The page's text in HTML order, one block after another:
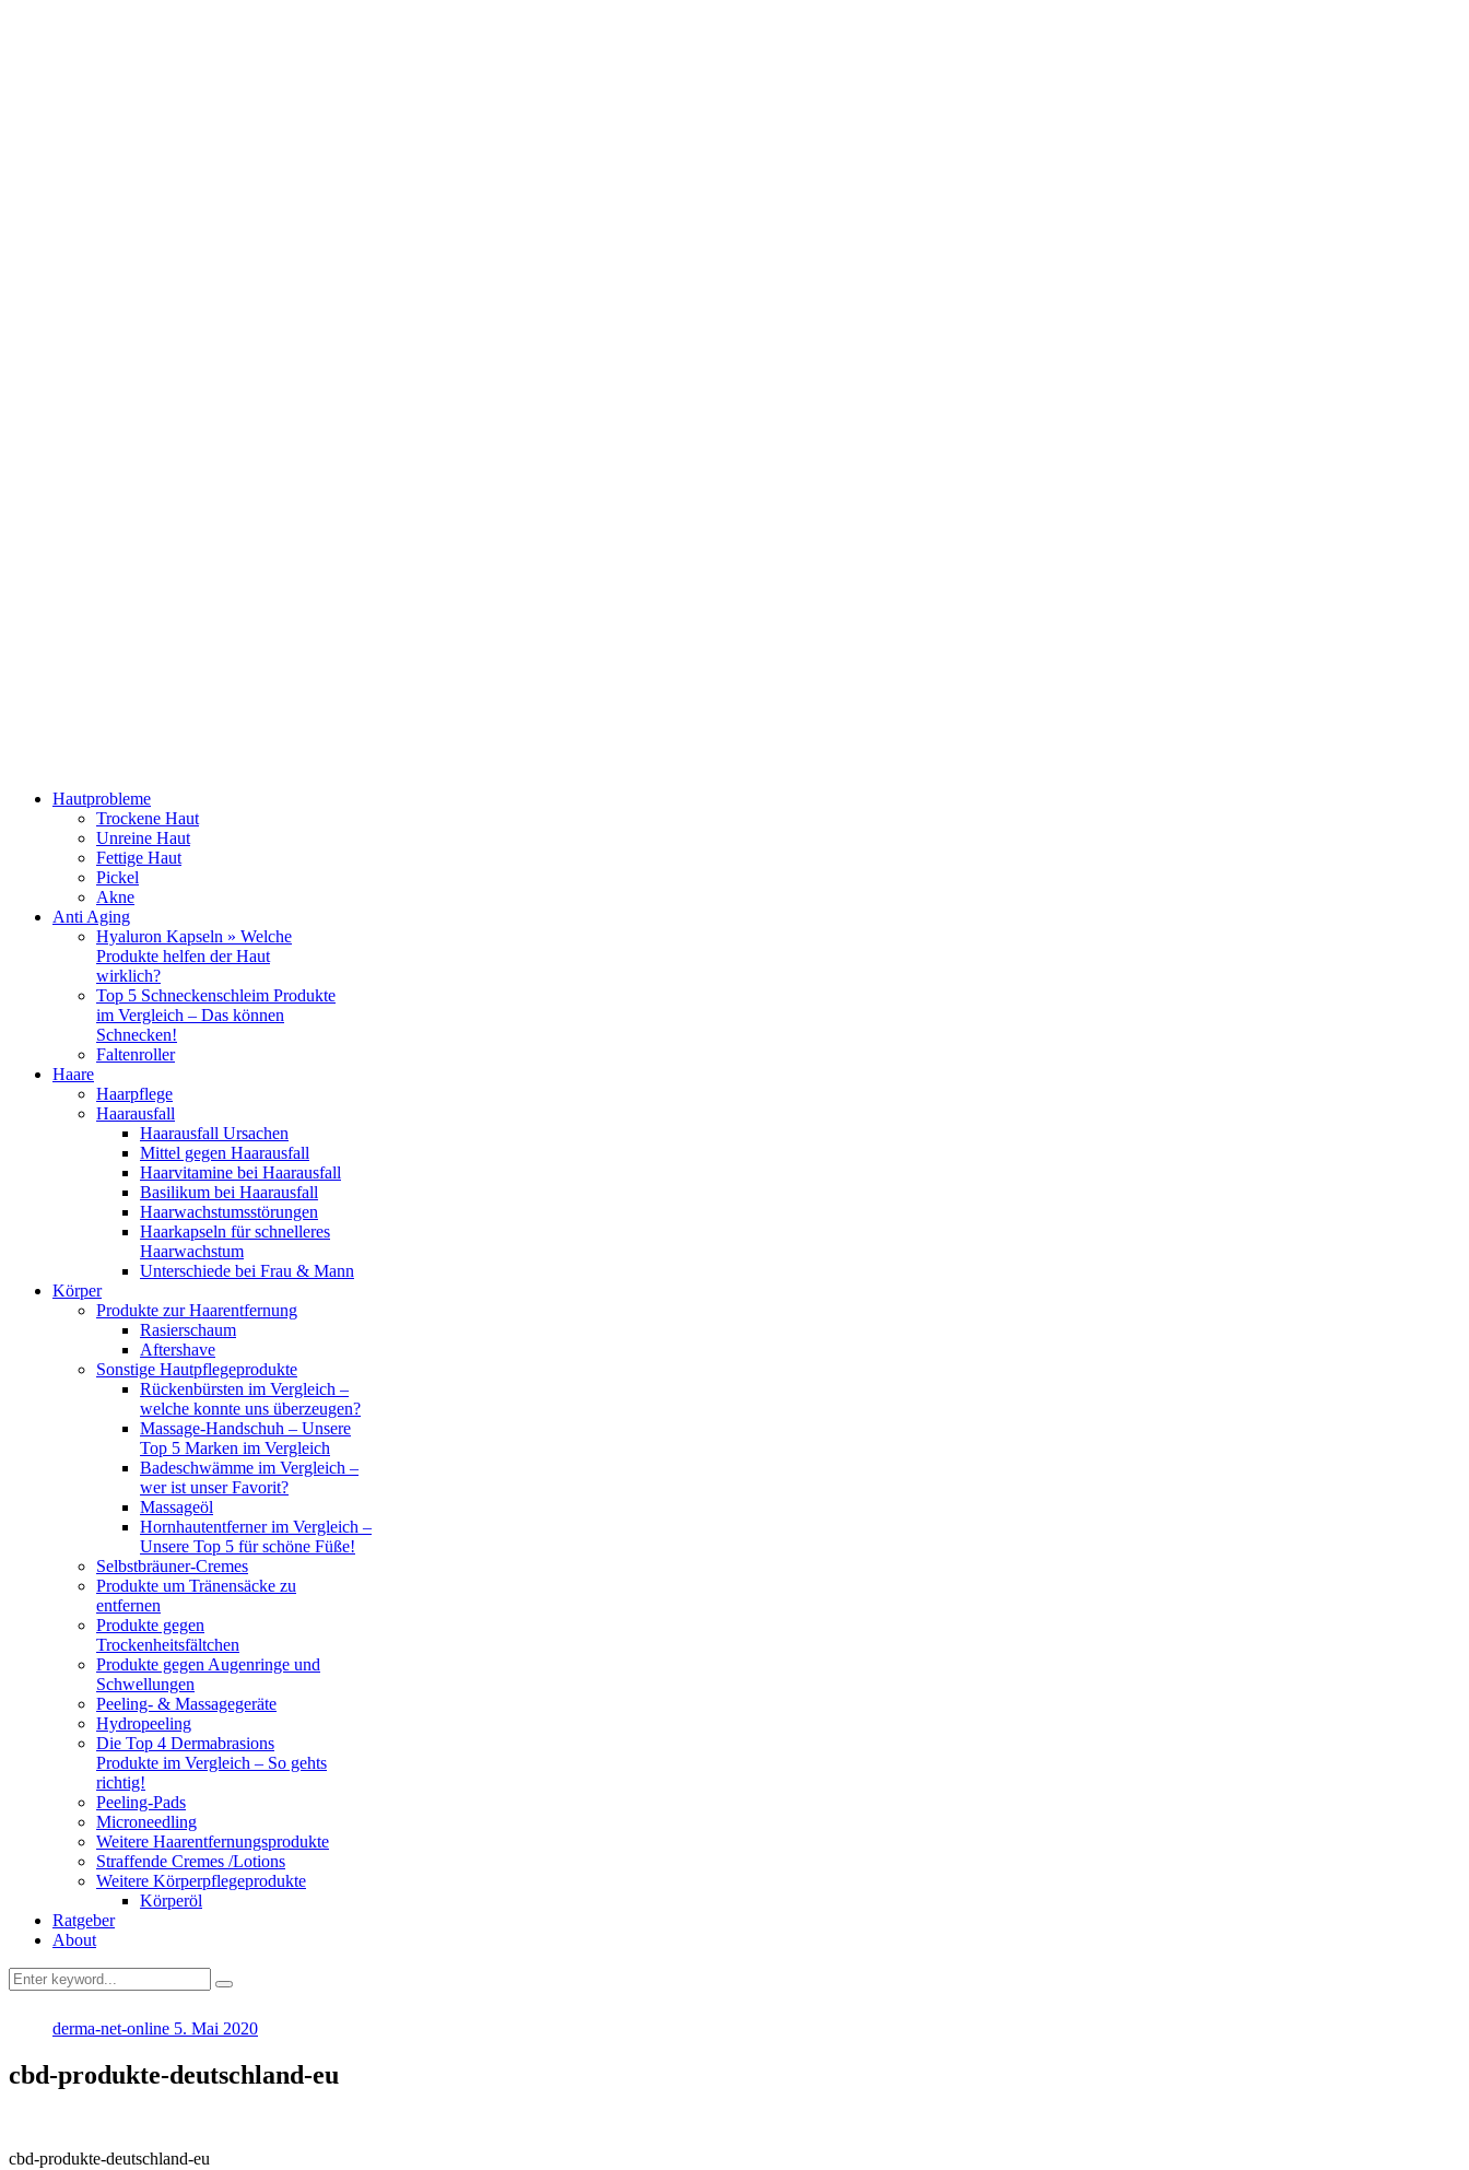
Hautprobleme
Trockene Haut
Unreine Haut
Fettige Haut
Pickel
Akne
Anti Aging
Hyaluron Kapseln » Welche
Produkte helfen der Haut
wirklich?
Top 5 Schneckenschleim Produkte
im Vergleich – Das können
Schnecken!
Faltenroller
Haare
Haarpflege
Haarausfall
Haarausfall Ursachen
Mittel gegen Haarausfall
Haarvitamine bei Haarausfall
Basilikum bei Haarausfall
Haarwachstumsstörungen
Haarkapseln für schnelleres
Haarwachstum
Unterschiede bei Frau & Mann
Körper
Produkte zur Haarentfernung
Rasierschaum
Aftershave
Sonstige Hautpflegeprodukte
Rückenbürsten im Vergleich –
welche konnte uns überzeugen?
Massage-Handschuh – Unsere
Top 5 Marken im Vergleich
Badeschwämme im Vergleich –
wer ist unser Favorit?
Massageöl
Hornhautentferner im Vergleich –
Unsere Top 5 für schöne Füße!
Selbstbräuner-Cremes
Produkte um Tränensäcke zu
entfernen
Produkte gegen
Trockenheitsfältchen
Produkte gegen Augenringe und
Schwellungen
Peeling- & Massagegeräte
Hydropeeling
Die Top 4 Dermabrasions
Produkte im Vergleich – So gehts
richtig!
Peeling-Pads
Microneedling
Weitere Haarentfernungsprodukte
Straffende Cremes /Lotions
Weitere Körperpflegeprodukte
Körperöl
Ratgeber
About
derma-net-online 5. Mai 2020
cbd-produkte-deutschland-eu
cbd-produkte-deutschland-eu